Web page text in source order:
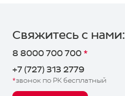
Юридическое лицо
стоимости нужно производить
в калькуляторе, а не в ЛК при
Заключить
Свяжитесь с нами:
8 8000 700 700 *
+7 (727) 313 2779
*звонок по РК бесплатный